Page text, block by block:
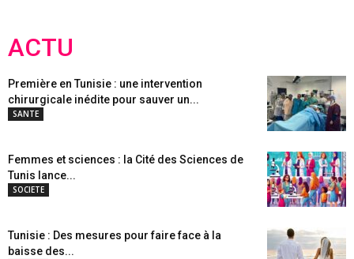
ACTU
Première en Tunisie : une intervention
chirurgicale inédite pour sauver un...
SANTE
Femmes et sciences : la Cité des Sciences de
Tunis lance...
SOCIETE
Tunisie : Des mesures pour faire face à la
baisse des...